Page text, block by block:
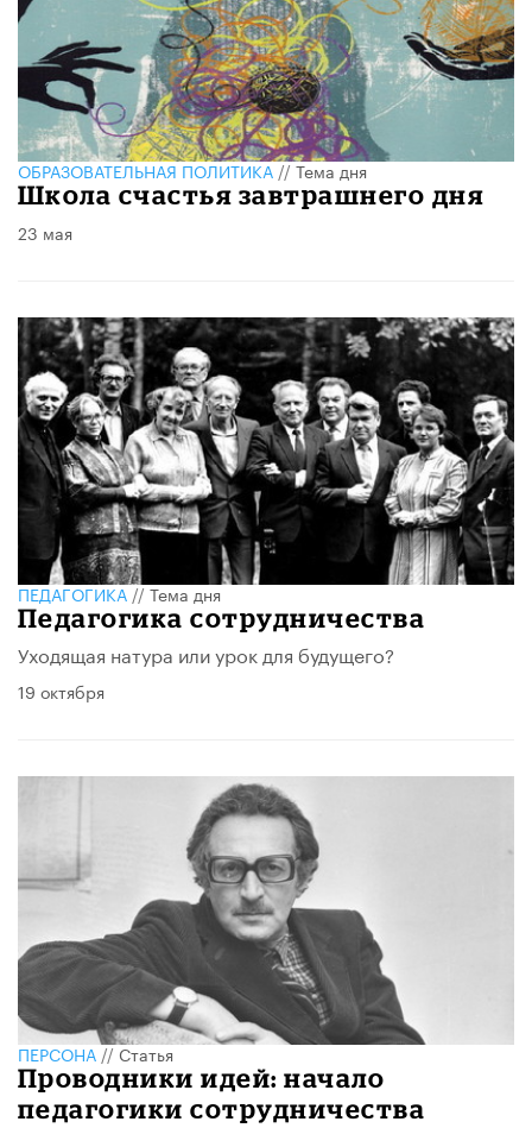
ОБРАЗОВАТЕЛЬНАЯ ПОЛИТИКА//Тема дня
Школа счастья завтрашнего дня
23 мая
ПЕДАГОГИКА//Тема дня
Педагогика сотрудничества
Уходящая натура или урок для будущего?
19 октября
ПЕРСОНА//Статья
Проводники идей: начало
педагогики сотрудничества